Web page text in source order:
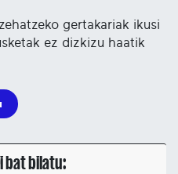
gertakariak ikusi
ez dizkizu haatik
bat bilatu: